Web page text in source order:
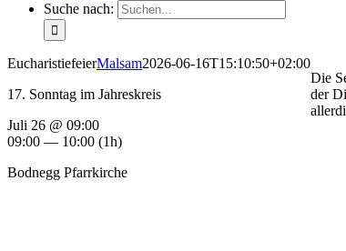
Suche nach:
EucharistiefeierMalsam2026-06-16T15:10:50+02:00
17. Sonntag im Jahreskreis
Juli 26 @ 09:00
09:00 — 10:00 (1h)
Bodnegg Pfarrkirche
Die
der